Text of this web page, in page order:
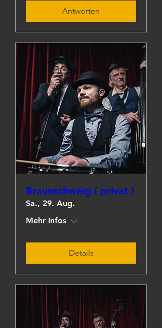
Antworten
Braunschweig ( privat )
Sa., 29. Aug.
Mehr Infos
Details